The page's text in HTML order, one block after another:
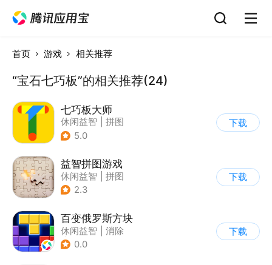
首页 游戏 相关推荐
“宝石七巧板”的相关推荐(24)
七巧板大师
休闲益智
拼图
5.0
下载
益智拼图游戏
休闲益智
拼图
2.3
下载
百变俄罗斯方块
休闲益智
消除
| 俄罗斯方块
0.0
下载